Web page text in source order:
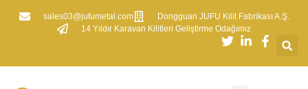
sales03@jufumetal.com
​Dongguan JUFU Kilit Fabrikası A.Ş.
​14 Yıldır Karavan Kilitleri Geliştirme Odağımız